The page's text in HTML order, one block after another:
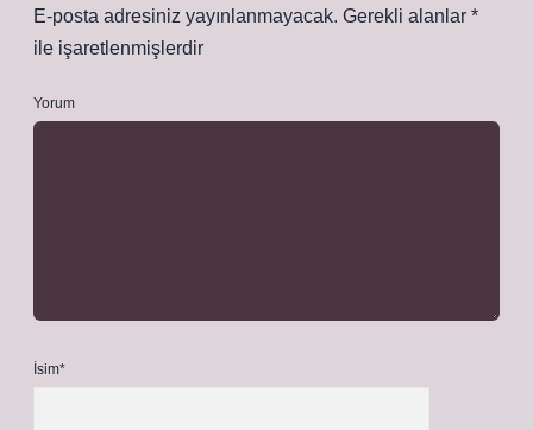
E-posta adresiniz yayınlanmayacak. Gerekli alanlar *
ile işaretlenmişlerdir
Yorum
İsim*